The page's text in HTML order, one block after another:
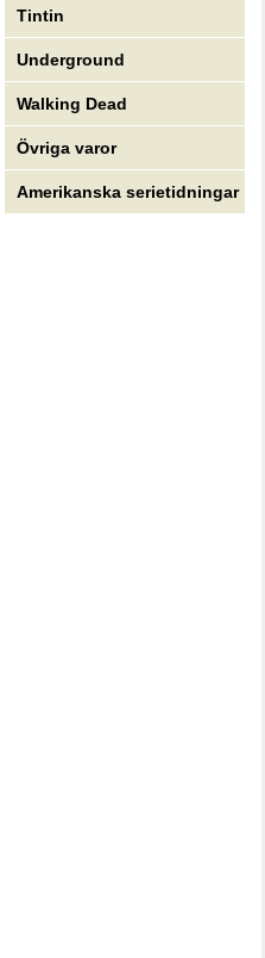
Tintin
Underground
Walking Dead
Övriga varor
Amerikanska serietidningar